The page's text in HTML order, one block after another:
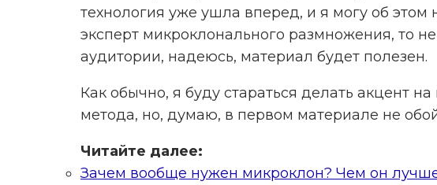
технология уже ушла вперед, и я могу об этом
эксперт микроклонального размножения, то
аудитории, надеюсь, материал будет полезен.
Как обычно, я буду стараться делать акцент
метода, но, думаю, в первом материале не
Читайте далее:
Зачем вообще нужен микроклон? Чем он